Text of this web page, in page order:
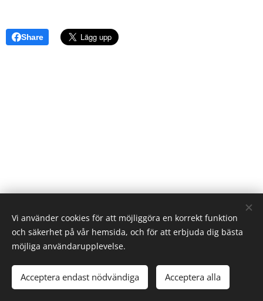
Share
© Västerås hundkapplöpningsällskap
Skapad medWebnode Cookies
Vi använder cookies för att möjliggöra en korrekt funktion
och säkerhet på vår hemsida, och för att erbjuda dig bästa
möjliga användarupplevelse.
Acceptera endast nödvändiga Acceptera alla